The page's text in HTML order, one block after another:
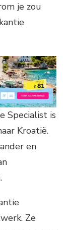
je zou
Specialist is
Kroatië.
en
Ze